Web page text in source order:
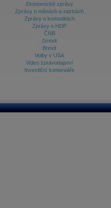
Ekonomické zprávy
Zprávy o měnách a sazbách
Zprávy o komoditách
Zprávy o HDP
ČNB
Grexit
Brexit
Volby v USA
Video zpravodajství
Investiční komentáře